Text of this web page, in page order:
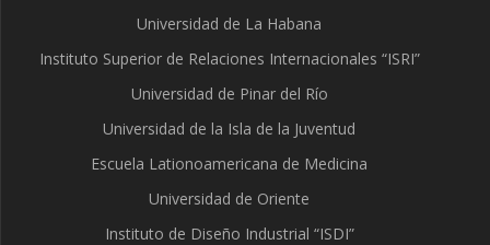
Universidad de La Habana
Instituto Superior de Relaciones Internacionales “ISRI”
Universidad de Pinar del Río
Universidad de la Isla de la Juventud
Escuela Lationoamericana de Medicina
Universidad de Oriente
Instituto de Diseño Industrial “ISDI”